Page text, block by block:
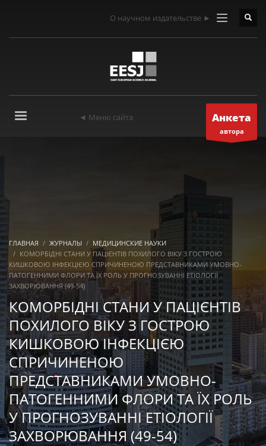
О научном издательстве ►
◄ Меню сайта Анкета
автора
ГЛАВНАЯ ЖУРНАЛЫ
МЕДИЦИНСКИЕ НАУКИ
КОМОРБІДНІ СТАНИ У ПАЦІЄНТІВ ПОХИЛОГО ВІКУ З ГОСТРОЮ
КИШКОВОЮ ІНФЕКЦІЄЮ СПРИЧИНЕНОЮ ПРЕДСТАВНИКАМИ УМОВНО-
ПАТОГЕННИМИ ФЛОРИ ТА ЇХ РОЛЬ У ПРОГНОЗУВАННІ ЕТІОЛОГІЇ
ЗАХВОРЮВАННЯ (49-54)
КОМОРБІДНІ СТАНИ У ПАЦІЄНТІВ
ПОХИЛОГО ВІКУ З ГОСТРОЮ
КИШКОВОЮ ІНФЕКЦІЄЮ
СПРИЧИНЕНОЮ
ПРЕДСТАВНИКАМИ УМОВНО-
ПАТОГЕННИМИ ФЛОРИ ТА ЇХ РОЛЬ
У ПРОГНОЗУВАННІ ЕТІОЛОГІЇ
ЗАХВОРЮВАННЯ (49-54)